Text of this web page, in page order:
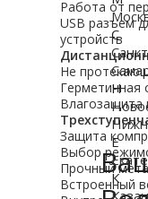
Работа от
USB разъем
устройств
Не
Герметичная
Влагозащита
Защита
Выбор
Прочный
Встроенный
С
Н
Е
К